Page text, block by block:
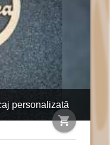
personalizată
shopping_cart